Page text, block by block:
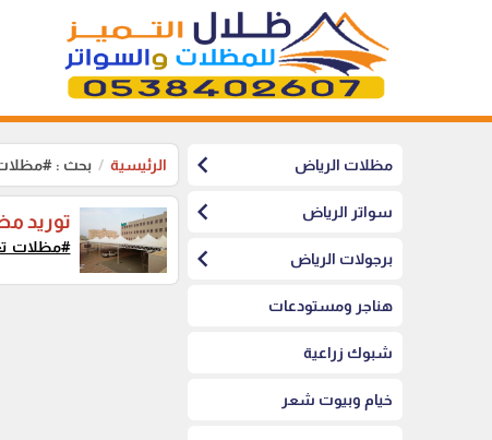
مظلات الرياض chevron_left
سواتر الرياض chevron_left
برجولات الرياض chevron_left
هناجر ومستودعات
شبوك زراعية
خيام وبيوت شعر
الرئيسية بحث :
توريد